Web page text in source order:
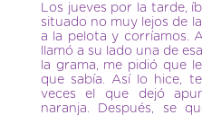
Los jueves por la tarde,
situado no muy lejos de
a la pelota y corríamos.
llamó a su lado una de
la grama, me pidió que
que sabía. Así lo hice,
veces el que dejó
naranja. Después, se